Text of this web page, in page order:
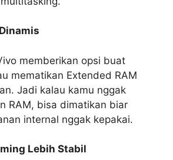
memberikan opsi buat
mematikan Extended RAM
Jadi kalau kamu nggak
RAM, bisa dimatikan biar
internal nggak kepakai.
Lebih Stabil